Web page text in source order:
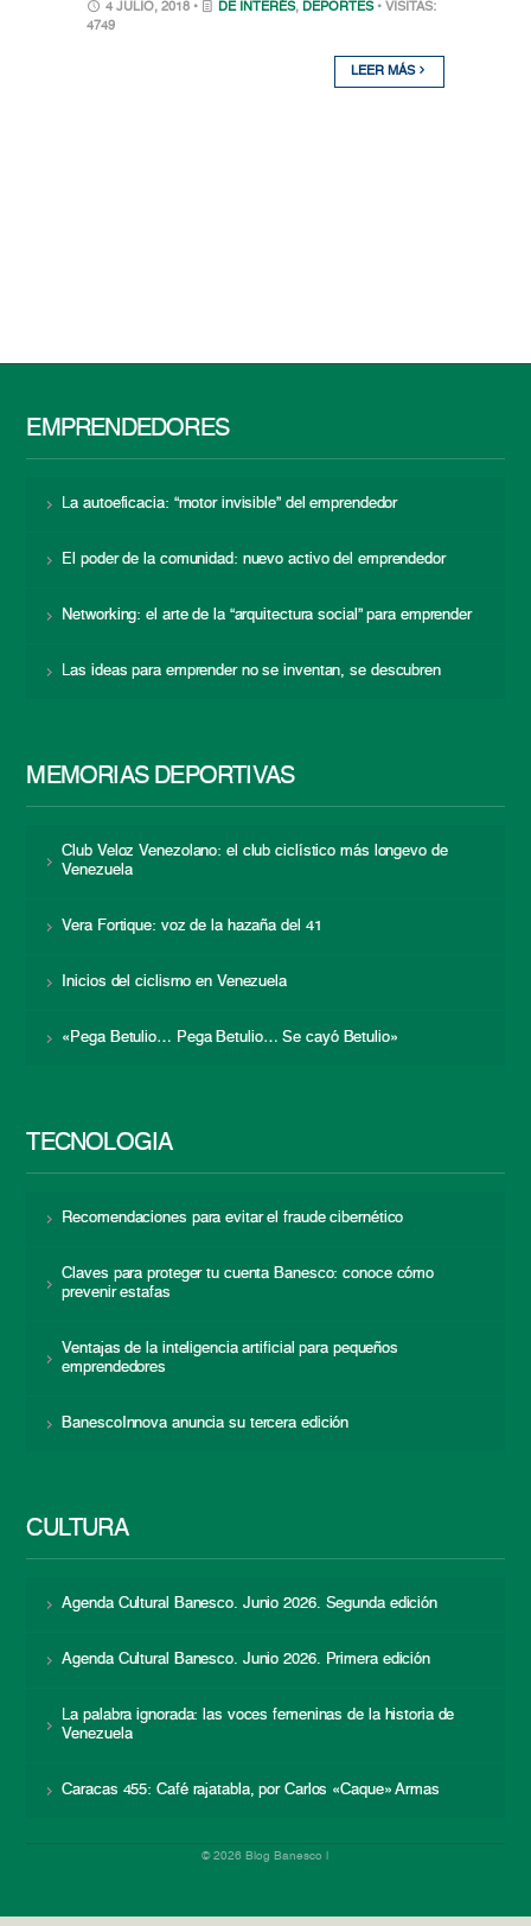
4 JULIO, 2018 • DE INTERÉS, DEPORTES • VISITAS:
4749
LEER MÁS
EMPRENDEDORES
La autoeficacia: “motor invisible” del emprendedor
El poder de la comunidad: nuevo activo del emprendedor
Networking: el arte de la “arquitectura social” para emprender
Las ideas para emprender no se inventan, se descubren
MEMORIAS DEPORTIVAS
Club Veloz Venezolano: el club ciclístico más longevo de
Venezuela
Vera Fortique: voz de la hazaña del 41
Inicios del ciclismo en Venezuela
«Pega Betulio… Pega Betulio… Se cayó Betulio»
TECNOLOGÍA
Recomendaciones para evitar el fraude cibernético
Claves para proteger tu cuenta Banesco: conoce cómo
prevenir estafas
Ventajas de la inteligencia artificial para pequeños
emprendedores
BanescoInnova anuncia su tercera edición
CULTURA
Agenda Cultural Banesco. Junio 2026. Segunda edición
Agenda Cultural Banesco. Junio 2026. Primera edición
La palabra ignorada: las voces femeninas de la historia de
Venezuela
Caracas 455: Café rajatabla, por Carlos «Caque» Armas
© 2026 Blog Banesco |